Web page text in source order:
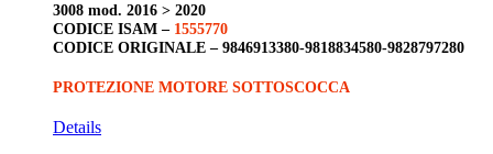
3008 mod. 2016 > 2020
CODICE ISAM – 1555770
CODICE ORIGINALE – 9846913380-9818834580-9828797280
PROTEZIONE MOTORE SOTTOSCOCCA
Details